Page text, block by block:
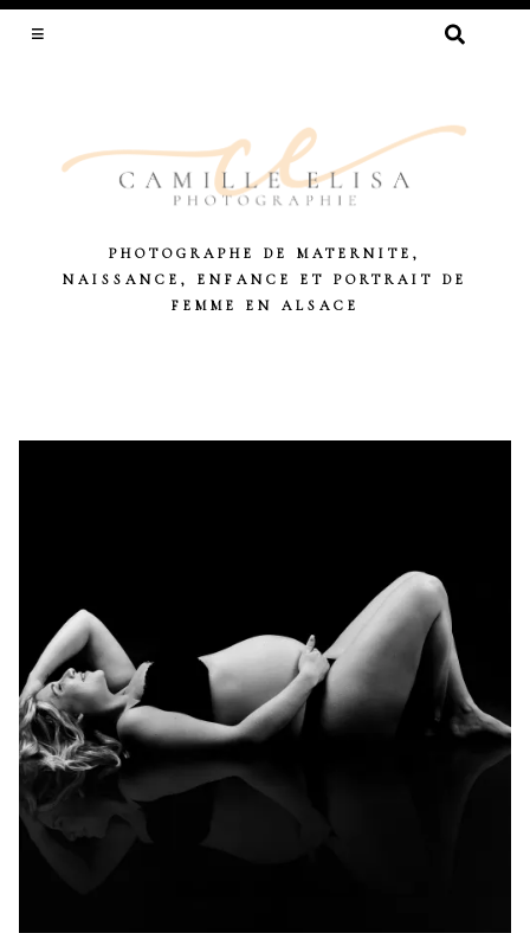
RECHERCHER :
PHOTOGRAPHE DE MATERNITE,
NAISSANCE, ENFANCE ET PORTRAIT DE
FEMME EN ALSACE